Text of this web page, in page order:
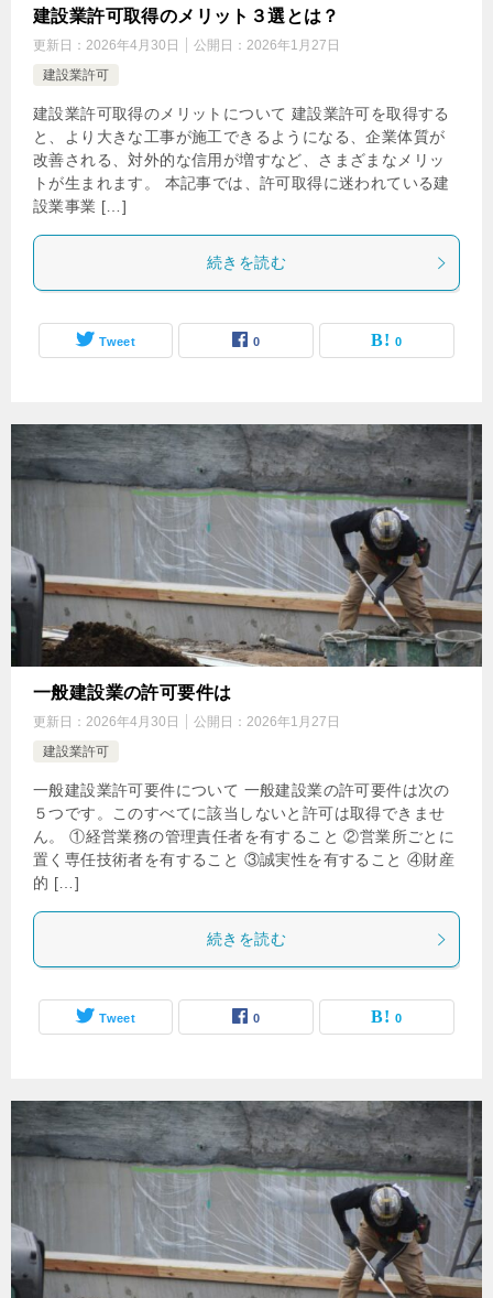
建設業許可取得のメリット３選とは？
更新日： 2026年4月30日 公開日： 2026年1月27日
建設業許可
建設業許可取得のメリットについて 建設業許可を取得する
と、より大きな工事が施工できるようになる、企業体質が
改善される、対外的な信用が増すなど、さまざまなメリッ
トが生まれます。 本記事では、許可取得に迷われている建
設業事業 […]
続きを読む
Tweet 0 0
一般建設業の許可要件は
更新日： 2026年4月30日 公開日： 2026年1月27日
建設業許可
一般建設業許可要件について 一般建設業の許可要件は次の
５つです。このすべてに該当しないと許可は取得できませ
ん。 ①経営業務の管理責任者を有すること ②営業所ごとに
置く専任技術者を有すること ③誠実性を有すること ④財産
的 […]
続きを読む
Tweet 0 0